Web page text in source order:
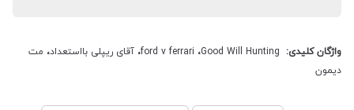
واژگان کلیدی: ford v ferrari ،Good Will Hunting ، آقای ریپلی بااستعداد، مت
دیمون